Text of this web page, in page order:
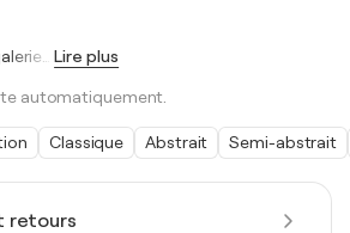
retours
Lire plus
automatiquement.
Classique Abstrait Semi-abstrait